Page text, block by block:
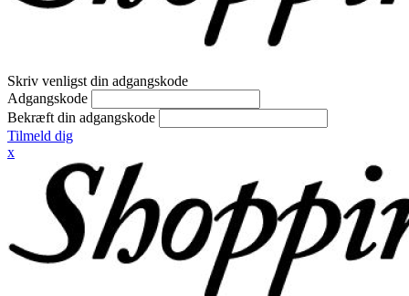
Skriv venligst din adgangskode
Adgangskode
Bekræft din adgangskode
Tilmeld dig
x